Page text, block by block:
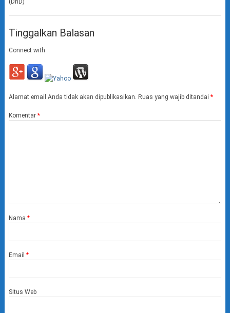
(DnD)
Tinggalkan Balasan
Connect with
Alamat email Anda tidak akan dipublikasikan. Ruas yang wajib ditandai *
Komentar *
Nama *
Email *
Situs Web